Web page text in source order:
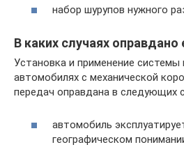
набор шурупов нужного
В каких случаях оправдано
Установка и применение системы
автомобилях с механической
передач оправдана в следующих
автомобиль
географическом